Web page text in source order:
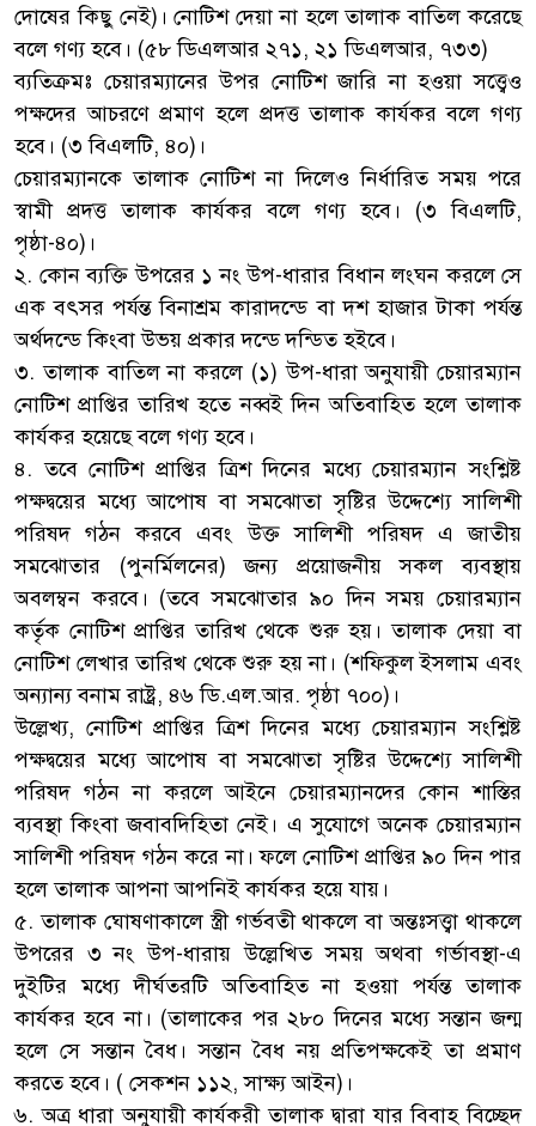
দোষের কিছু নেই)। নোটিশ দেয়া না হলে তালাক বাতিল করেছে
বলে গণ্য হবে। (৫৮ ডিএলআর ২৭১, ২১ ডিএলআর, ৭৩৩)
ব্যতিক্রমঃ চেয়ারম্যানের উপর নোটিশ জারি না হওয়া সত্ত্বেও
পক্ষদের আচরণে প্রমাণ হলে প্রদত্ত তালাক কার্যকর বলে গণ্য
হবে। (৩ বিএলটি, ৪০)।
চেয়ারম্যানকে তালাক নোটিশ না দিলেও নির্ধারিত সময় পরে
স্বামী প্রদত্ত তালাক কার্যকর বলে গণ্য হবে। (৩ বিএলটি,
পৃষ্ঠা-৪০)।
২. কোন ব্যক্তি উপরের ১ নং উপ-ধারার বিধান লংঘন করলে সে
এক বৎসর পর্যন্ত বিনাশ্রম কারাদন্ডে বা দশ হাজার টাকা পর্যন্ত
অর্থদন্ডে কিংবা উভয় প্রকার দন্ডে দন্ডিত হইবে।
৩. তালাক বাতিল না করলে (১) উপ-ধারা অনুযায়ী চেয়ারম্যান
নোটিশ প্রাপ্তির তারিখ হতে নব্বই দিন অতিবাহিত হলে তালাক
কার্যকর হয়েছে বলে গণ্য হবে।
৪. তবে নোটিশ প্রাপ্তির ত্রিশ দিনের মধ্যে চেয়ারম্যান সংশ্লিষ্ট
পক্ষদ্বয়ের মধ্যে আপোষ বা সমঝোতা সৃষ্টির উদ্দেশ্যে সালিশী
পরিষদ গঠন করবে এবং উক্ত সালিশী পরিষদ এ জাতীয়
সমঝোতার (পুনর্মিলনের) জন্য প্রয়োজনীয় সকল ব্যবস্থায়
অবলম্বন করবে। (তবে সমঝোতার ৯০ দিন সময় চেয়ারম্যান
কর্তৃক নোটিশ প্রাপ্তির তারিখ থেকে শুরু হয়। তালাক দেয়া বা
নোটিশ লেখার তারিখ থেকে শুরু হয় না। (শফিকুল ইসলাম এবং
অন্যান্য বনাম রাষ্ট্র, ৪৬ ডি.এল.আর. পৃষ্ঠা ৭০০)।
উল্লেখ্য, নোটিশ প্রাপ্তির ত্রিশ দিনের মধ্যে চেয়ারম্যান সংশ্লিষ্ট
পক্ষদ্বয়ের মধ্যে আপোষ বা সমঝোতা সৃষ্টির উদ্দেশ্যে সালিশী
পরিষদ গঠন না করলে আইনে চেয়ারম্যানদের কোন শাস্তির
ব্যবস্থা কিংবা জবাবদিহিতা নেই। এ সুযোগে অনেক চেয়ারম্যান
সালিশী পরিষদ গঠন করে না। ফলে নোটিশ প্রাপ্তির ৯০ দিন পার
হলে তালাক আপনা আপনিই কার্যকর হয়ে যায়।
৫. তালাক ঘোষণাকালে স্ত্রী গর্ভবতী থাকলে বা অন্তঃসত্ত্বা থাকলে
উপরের ৩ নং উপ-ধারায় উল্লেখিত সময় অথবা গর্ভাবস্থা-এ
দুইটির মধ্যে দীর্ঘতরটি অতিবাহিত না হওয়া পর্যন্ত তালাক
কার্যকর হবে না। (তালাকের পর ২৮০ দিনের মধ্যে সন্তান জন্ম
হলে সে সন্তান বৈধ। সন্তান বৈধ নয় প্রতিপক্ষকেই তা প্রমাণ
করতে হবে। ( সেকশন ১১২, সাক্ষ্য আইন)।
৬. অত্র ধারা অনুযায়ী কার্যকরী তালাক দ্বারা যার বিবাহ বিচ্ছেদ